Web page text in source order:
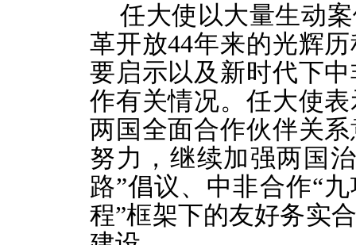
任大使以大量生动
革开放44年来的光辉
要启示以及新时代下
作有关情况。任大使
两国全面合作伙伴关
努力，继续加强两国
路”倡议、中非合作“
程”框架下的友好务实